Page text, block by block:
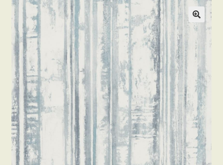
Tapéta BLOG
Mi az a fotótapéta?
Tapétázási tanácsok
Beton hatású tapéták
Kapcsolat